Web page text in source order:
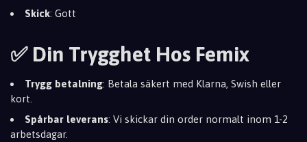
Skick: Gott
✅ Din Trygghet Hos Femix
Trygg betalning: Betala säkert med Klarna, Swish eller
kort.
Spårbar leverans: Vi skickar din order normalt inom 1-2
arbetsdagar.